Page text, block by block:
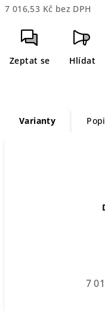
7 016,53 Kč bez DPH
cena:
Zeptat se Hlídat
Varianty
7